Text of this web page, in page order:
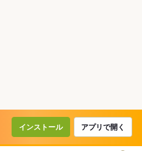
インストール アプリで開く